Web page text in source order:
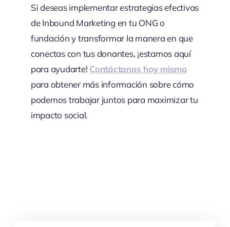
Si deseas implementar estrategias efectivas
de Inbound Marketing en tu ONG o
fundación y transformar la manera en que
conectas con tus donantes, ¡estamos aquí
para ayudarte! Contáctanos hoy mismo
para obtener más información sobre cómo
podemos trabajar juntos para maximizar tu
impacto social.